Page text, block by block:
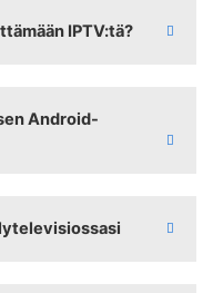
IPTV:tä?
Android-